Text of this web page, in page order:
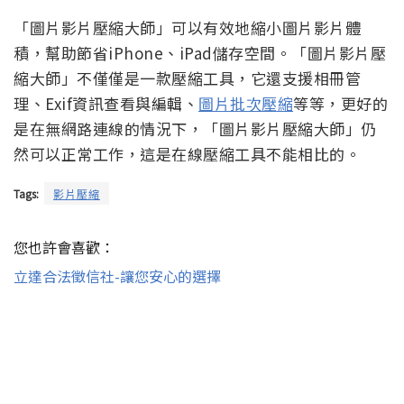
「圖片影片壓縮大師」可以有效地縮小圖片影片體
積，幫助節省iPhone 、 iPad儲存空間。「圖片影片壓
縮大師」不僅僅是一款壓縮工具，它還支援相冊管
理、 Exif資訊查看與編輯、 圖片批次壓縮等等，更好的
是在無網路連線的情況下，「圖片影片壓縮大師」仍
然可以正常工作，這是在線壓縮工具不能相比的。
Tags: 影片壓縮
您也許會喜歡：
立達合法徵信社-讓您安心的選擇